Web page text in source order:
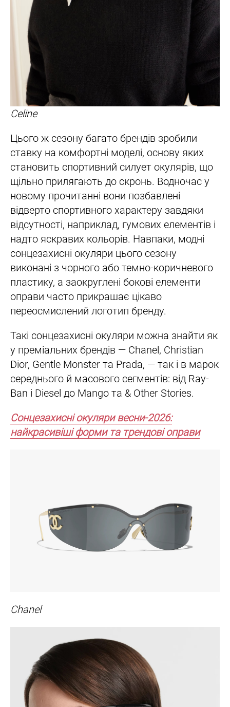
Celine
Цього ж сезону багато брендів зробили
ставку на комфортні моделі, основу яких
становить спортивний силует окулярів, що
щільно прилягають до скронь. Водночас у
новому прочитанні вони позбавлені
відверто спортивного характеру завдяки
відсутності, наприклад, гумових елементів і
надто яскравих кольорів. Навпаки, модні
сонцезахисні окуляри цього сезону
виконані з чорного або темно-коричневого
пластику, а заокруглені бокові елементи
оправи часто прикрашає цікаво
переосмислений логотип бренду.
Такі сонцезахисні окуляри можна знайти як
у преміальних брендів — Chanel, Christian
Dior, Gentle Monster та Prada, — так і в марок
середнього й масового сегментів: від Ray-
Ban і Diesel до Mango та & Other Stories.
Сонцезахисні окуляри весни-2026:
найкрасивіші форми та трендові оправи
Chanel